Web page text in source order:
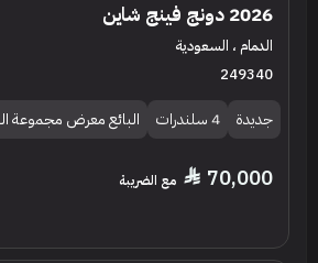
2026 دونج فينج شاين
الدمام ، السعودية
249340
جديدة 4 سلندرات البائع معرض مجموعة
70,000 مع الضريبة